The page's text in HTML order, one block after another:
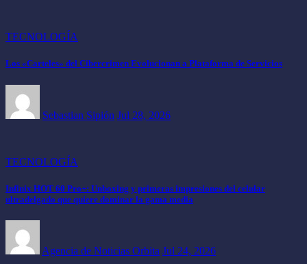
TECNOLOGÍA
Los «Carteles» del Cibercrimen Evolucionan a Plataforma de Servicios
Sebastian Sipión Jul 28, 2026
TECNOLOGÍA
Infinix HOT 60 Pro+: Unboxing y primeras impresiones del celular
ultradelgado que quiere dominar la gama media
Agencia de Noticias Orbita Jul 24, 2026